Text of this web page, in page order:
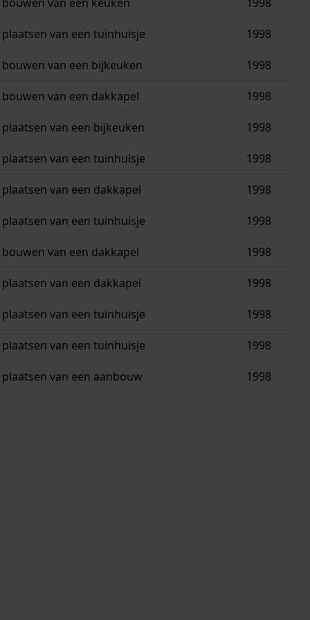
plaatsen van een tuinhuisje 1998
bouwen van een bijkeuken 1998
bouwen van een dakkapel 1998
plaatsen van een bijkeuken 1998
plaatsen van een tuinhuisje 1998
plaatsen van een dakkapel 1998
plaatsen van een tuinhuisje 1998
bouwen van een dakkapel 1998
plaatsen van een dakkapel 1998
plaatsen van een tuinhuisje 1998
plaatsen van een tuinhuisje 1998
plaatsen van een aanbouw 1998